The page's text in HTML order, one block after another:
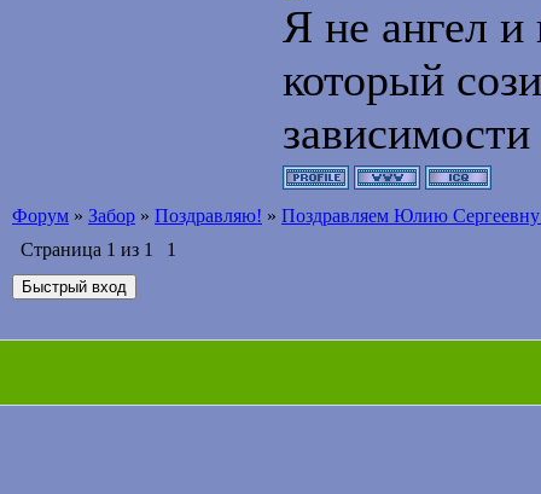
Я не ангел и
который
Форум » Забор » Поздравляю! » Поздравляем Юлию
Страница 1 из 1 1